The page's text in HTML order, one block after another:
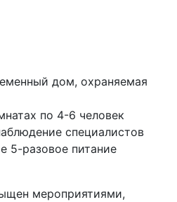
дом, охраняемая
по 4-6 человек
специалистов
5-разовое питание
мероприятиями,